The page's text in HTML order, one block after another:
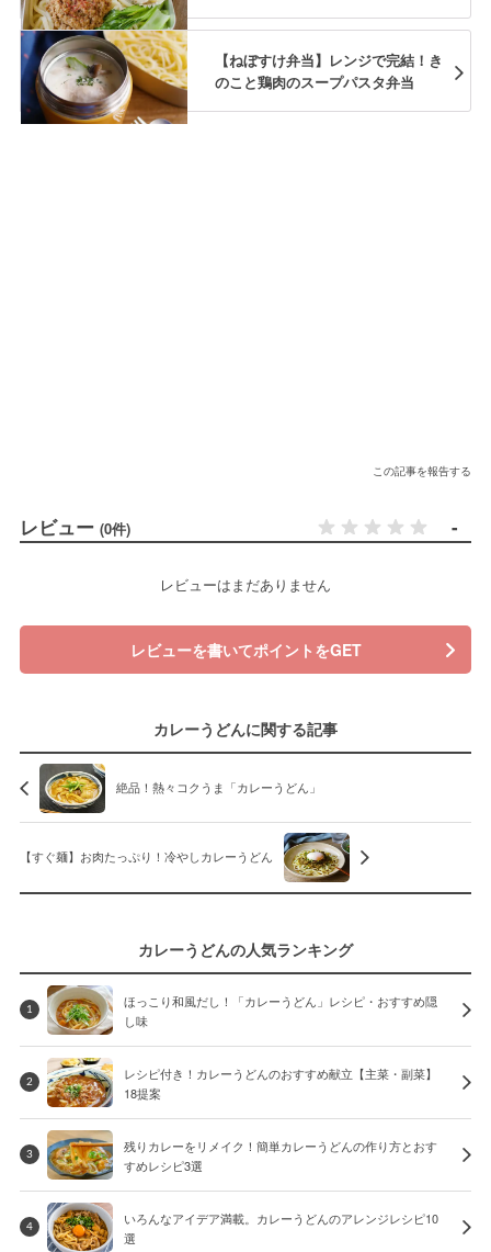
【ねぼすけ弁当】レンジで完結！き
のこと鶏肉のスープパスタ弁当
この記事を報告する
レビュー (0件) -
レビューはまだありません
レビューを書いてポイントをGET
カレーうどんに関する記事
絶品！熱々コクうま「カレーうどん」
【すぐ麺】お肉たっぷり！冷やしカレーうどん
カレーうどんの人気ランキング
1
ほっこり和風だし！「カレーうどん」レシピ・おすすめ隠
し味
2
レシピ付き！カレーうどんのおすすめ献立【主菜・副菜】
18提案
3
残りカレーをリメイク！簡単カレーうどんの作り方とおす
すめレシピ3選
4
いろんなアイデア満載。カレーうどんのアレンジレシピ10
選